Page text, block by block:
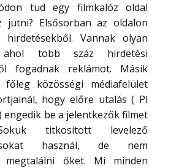
tud egy filmkalóz oldal
jutni? Elsősorban az oldalon
hirdetésekből. Vannak olyan
ahol több száz hirdetési
fogadnak reklámot. Másik
főleg közösségi médiafelület
hogy előre utalás ( Pl
engedik be a jelentkezők filmet
titkosított levelező
használ, de nem
megtalálni őket. Mi minden